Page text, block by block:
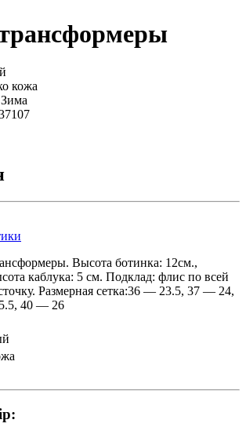
кожа
Зима
Высота ботинка: 12см.,
каблука: 5 см. Подклад: флис по всей
Размерная сетка:36 — 23.5, 37 — 24,
40 — 26